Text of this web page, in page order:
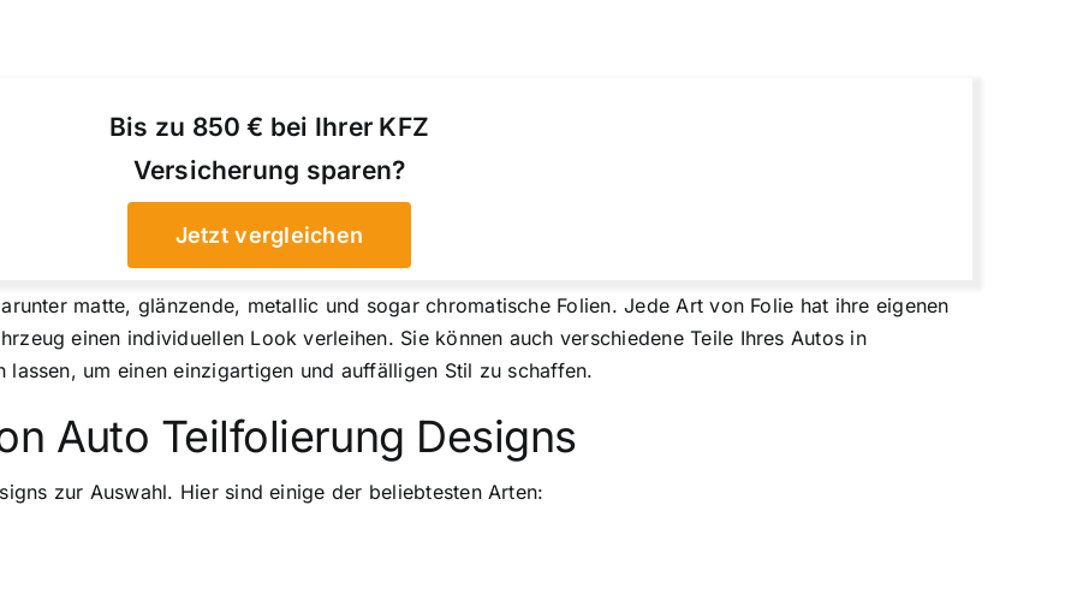
Bis zu 850 € bei Ihrer KFZ
Versicherung sparen?
Jetzt vergleichen
matte, glänzende, metallic und sogar chromatische Folien. Jede Art von Folie hat ihre eigenen
einen individuellen Look verleihen. Sie können auch verschiedene Teile Ihres Autos in
um einen einzigartigen und auffälligen Stil zu schaffen.
Auto Teilfolierung Designs
zur Auswahl. Hier sind einige der beliebtesten Arten: